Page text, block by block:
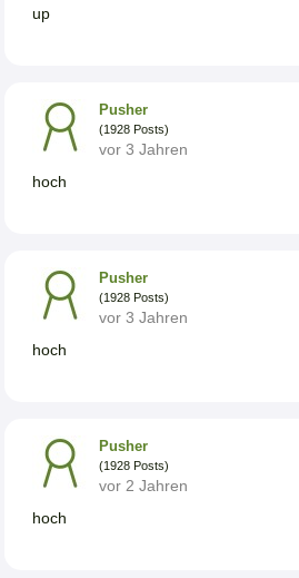
up
Pusher
(1928 Posts)
vor 3 Jahren
hoch
Pusher
(1928 Posts)
vor 3 Jahren
hoch
Pusher
(1928 Posts)
vor 2 Jahren
hoch